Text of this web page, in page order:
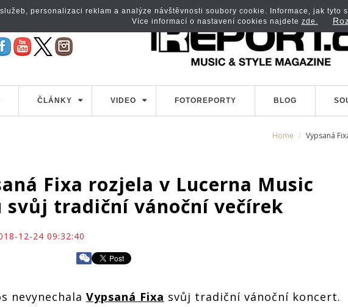
ČLÁNKY VIDEO FOTOREPORTY BLOG
Home Vypsaná
Fixa rozjela v Lucerna Music
svůj tradiční vánoční večírek
12-24 09:32:40
nevynechala Vypsaná Fixa svůj tradiční vánoční koncert.
personalizaci reklam a analýze návštěvnosti soubory cookie. Informace, jak
Více informací o nastavení cookies najdete zde.